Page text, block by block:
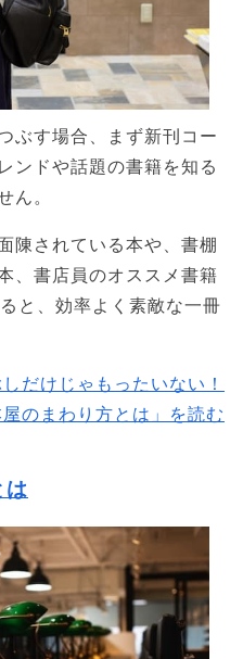
ぶす場合、まず新刊コー
ンドや話題の書籍を知る
ん。
陳されている本や、書棚
、書店員のオススメ書籍
と、効率よく素敵な一冊
だけじゃもったいない！
屋のまわり方とは」を読む
は